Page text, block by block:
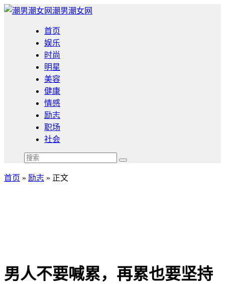
潮男潮女网
首页
娱乐
时尚
明星
美容
健康
情感
励志
职场
社会
首页 » 励志 » 正文
男人不要喊累，再累也要坚持